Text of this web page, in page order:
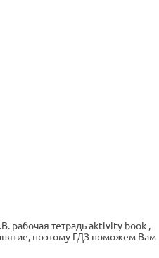
рабочая тетрадь aktivity book ,
поэтому ГДЗ поможем Вам